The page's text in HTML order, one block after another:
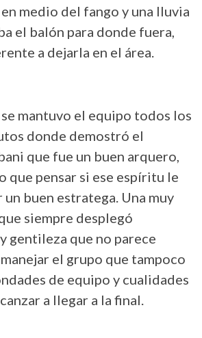
medio del fango y una lluvia
el balón para donde fuera,
a dejarla en el área.
se mantuvo el equipo todos los
donde demostró el
que fue un buen arquero,
que pensar si ese espíritu le
un buen estratega. Una muy
siempre desplegó
gentileza que no parece
el grupo que tampoco
de equipo y cualidades
a llegar a la final.